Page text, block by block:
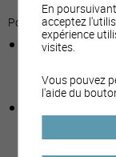
Pour obtenir le label,
S'engager
majorité de
l'envoi d'une
humaines
avec
En
acceptez
expérience
visites.
Vous pouvez
l'aide du